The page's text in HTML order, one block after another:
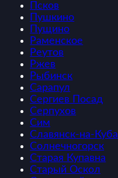
Псков
Пушкино
Пущино
Раменское
Реутов
Ржев
Рыбинск
Сарапул
Сергиев Посад
Серпухов
Сим
Славянск-на-
Солнечногорск
Старая Купавна
Старый Оскол